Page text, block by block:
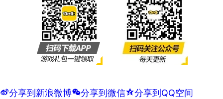
t分享到新浪微博w分享到微信z分享到QQ空间